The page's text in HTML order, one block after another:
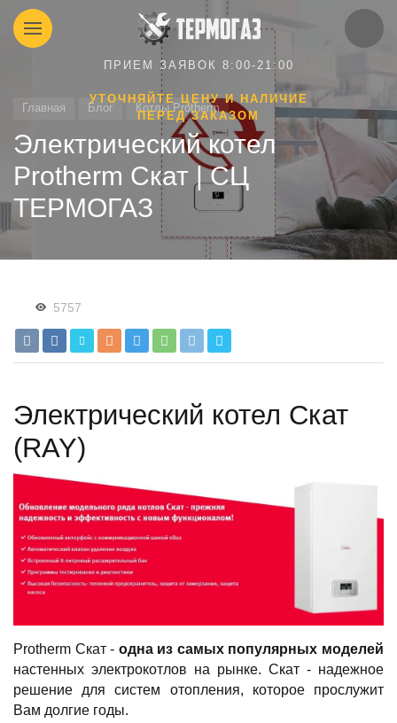
ПРИЕМ ЗАЯВОК 8:00-21:00
УТОЧНЯЙТЕ ЦЕНУ И НАЛИЧИЕ
ПЕРЕД ЗАКАЗОМ
Главная Блог Котлы Protherm
Электрический котел
Protherm Скат | СЦ
ТЕРМОГАЗ
5757
Электрический котел Скат
(RAY)
Protherm Скат - одна из самых популярных моделей
настенных электрокотлов на рынке. Скат - надежное
решение для систем отопления, которое прослужит
Вам долгие годы.